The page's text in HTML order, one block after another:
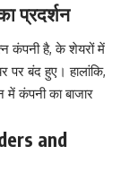
प्रदर्शन
कंपनी है, के शेयरों में
बंद हुए। हालांकि,
में कंपनी का बाजार
and